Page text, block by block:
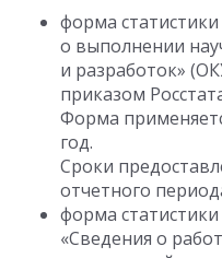
форма
о выполнении
и разработок»
приказом
Форма
год.
Сроки
отчетного
форма
«Сведения о